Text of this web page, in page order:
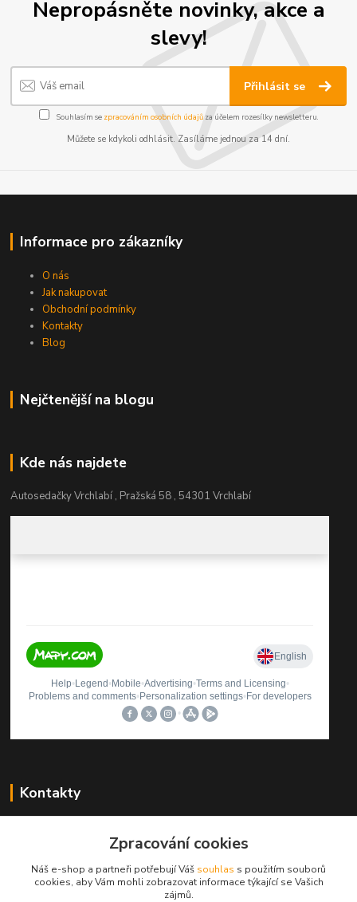
Nepropásněte novinky, akce a
slevy!
Přihlásit se
Souhlasím se zpracováním osobních údajůza účelem rozesílky newsletteru.
Můžete se kdykoli odhlásit. Zasíláme jednou za 14 dní.
Informace pro zákazníky
O nás
Jak nakupovat
Obchodní podmínky
Kontakty
Blog
Nejčtenější na blogu
Kde nás najdete
Autosedačky Vrchlabí , Pražská 58 , 54301 Vrchlabí
Kontakty
+420 499423560
autosedacky@seznam.cz
Zpracování cookies
Náš e-shop a partneři potřebují Váš souhlas s použitím souborů
cookies, aby Vám mohli zobrazovat informace týkající se Vašich
zájmů.